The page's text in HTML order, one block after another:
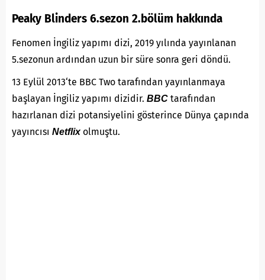
Peaky Blinders 6.sezon 2.bölüm hakkında
Fenomen İngiliz yapımı dizi, 2019 yılında yayınlanan
5.sezonun ardından uzun bir süre sonra geri döndü.
13 Eylül 2013‘te BBC Two tarafından yayınlanmaya
başlayan İngiliz yapımı dizidir. BBC tarafından
hazırlanan dizi potansiyelini gösterince Dünya çapında
yayıncısı Netflixolmuştu.